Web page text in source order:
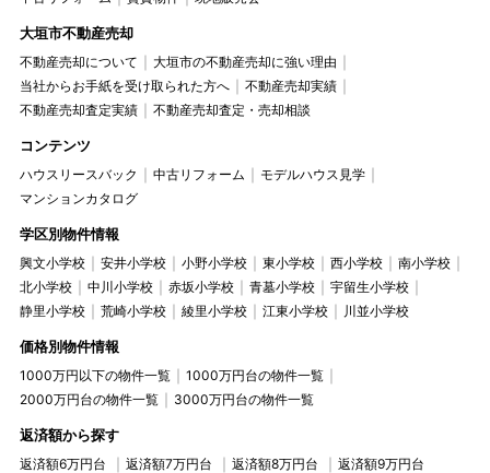
大垣市不動産売却
不動産売却について
大垣市の不動産売却に強い理由
当社からお手紙を受け取られた方へ
不動産売却実績
不動産売却査定実績
不動産売却査定・売却相談
コンテンツ
ハウスリースバック 中古リフォーム
モデルハウス見学
マンションカタログ
学区別物件情報
興文小学校 安井小学校 小野小学校 東小学校 西小学校
南小学校
北小学校
中川小学校 赤坂小学校 青墓小学校
宇留生小学校
静里小学校
荒崎小学校 綾里小学校 江東小学校 川並小学校
価格別物件情報
1000万円以下の物件一覧
1000万円台の物件一覧
2000万円台の物件一覧
3000万円台の物件一覧
返済額から探す
返済額6万円台 返済額7万円台 返済額8万円台 返済額9万円台